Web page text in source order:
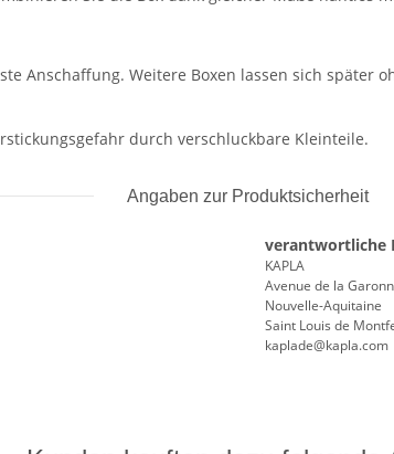
Anschaffung. Weitere Boxen lassen sich später
durch verschluckbare Kleinteile.
Angaben zur Produktsicherheit
verantwortliche
KAPLA
Avenue de la
Nouvelle-Aquitaine
Saint Louis de
kaplade@kapla.com